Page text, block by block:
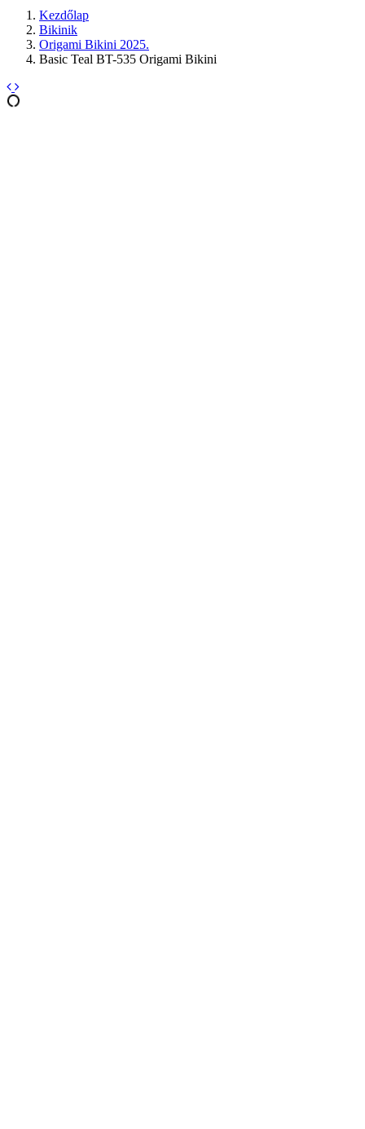
Kezdőlap
Bikinik
Origami Bikini 2025.
Basic Teal BT-535 Origami Bikini